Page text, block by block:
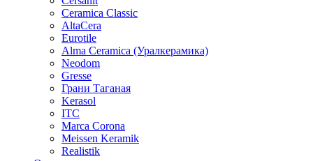
Ceramica Classic
AltaCera
Eurotile
Alma Ceramica (Уралкерамика)
Neodom
Gresse
Грани Таганая
Kerasol
ITC
Marca Corona
Meissen Keramik
Realistik